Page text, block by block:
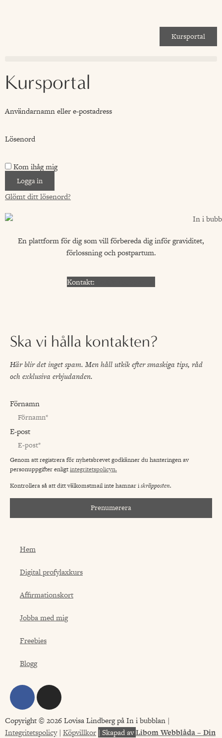
Kursportal
Kursportal
Användarnamn eller e-postadress
Lösenord
Kom ihåg mig
Logga in
Glömt ditt lösenord?
En plattform för dig som vill förbereda dig inför graviditet,
förlossning och postpartum.
Kontakt:
Ska vi hålla kontakten?
Här blir det inget spam. Men håll utkik efter smaskiga tips, råd
och exklusiva erbjudanden.
Förnamn
E-post
Genom att registrera för nyhetsbrevet godkänner du hanteringen av
personuppgifter enligtintegritetspolicyn.
Kontrollera så att ditt välkomstmail inte hamnar iskräpposten.
Prenumerera
Hem
Digital profylaxkurs
Affirmationskort
Jobba med mig
Freebies
Blogg
Copyright © 2026 Lovisa Lindberg på In i bubblan |
Integritetspolicy| Köpvillkor | Skapad avLibom Webblåda – Din